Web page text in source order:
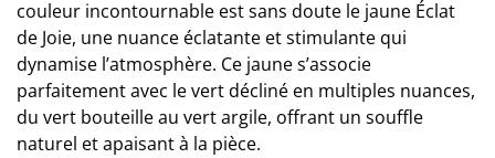
couleur incontournable est sans doute le jaune Éclat
de Joie, une nuance éclatante et stimulante qui
dynamise l’atmosphère. Ce jaune s’associe
parfaitement avec le vert décliné en multiples nuances,
du vert bouteille au vert argile, offrant un souffle
naturel et apaisant à la pièce.